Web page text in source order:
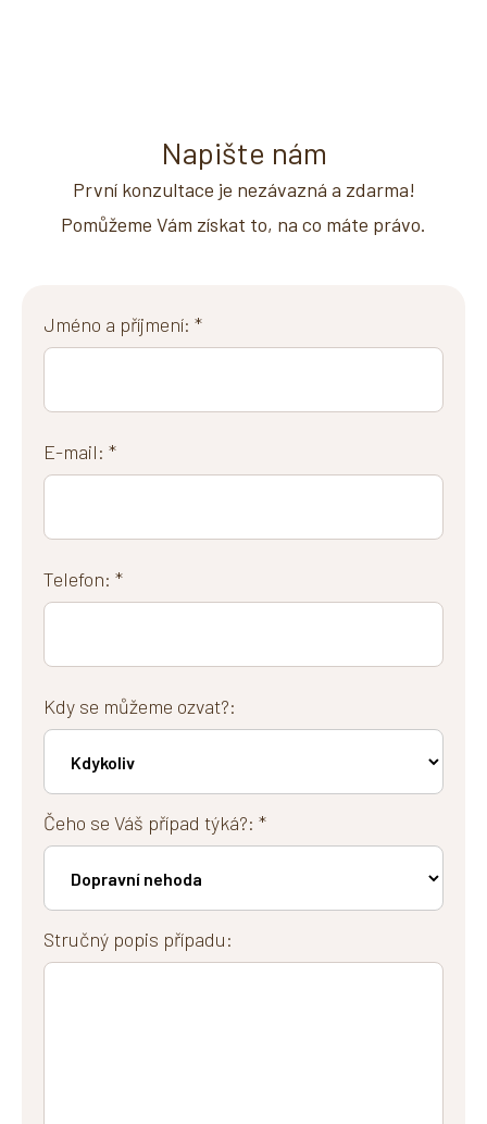
Napište nám
První konzultace je nezávazná a zdarma!
Pomůžeme Vám získat to, na co máte právo.
Jméno a příjmení: *
E-mail: *
Telefon: *
Kdy se můžeme ozvat?:
Čeho se Váš případ týká?: *
Stručný popis případu: